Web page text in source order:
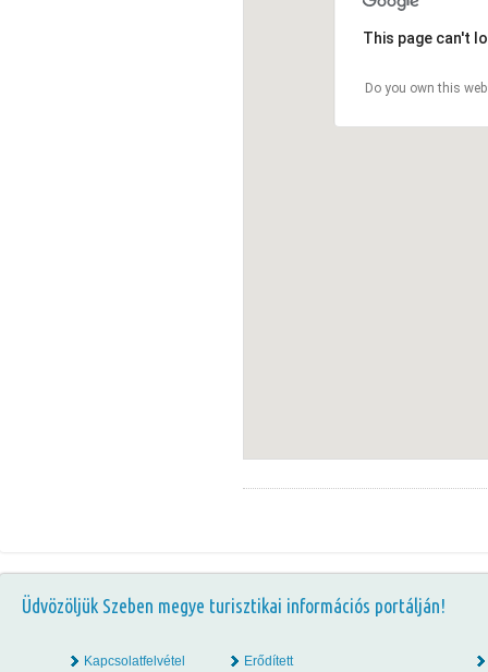
This page can't
Do you own this
Üdvözöljük Szeben megye turisztikai információs portálján!
Kapcsolatfelvétel
Erődített